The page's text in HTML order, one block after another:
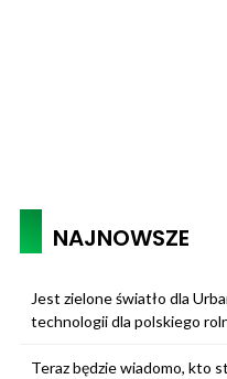
NAJNOWSZE
Jest zielone światło dla
technologii dla polskiego
Teraz będzie wiadomo, kto